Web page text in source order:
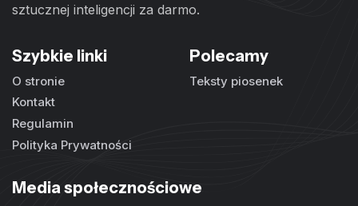
sztucznej inteligencji za darmo.
Szybkie linki
O stronie
Kontakt
Regulamin
Polityka Prywatności
Polecamy
Teksty piosenek
Media społecznościowe